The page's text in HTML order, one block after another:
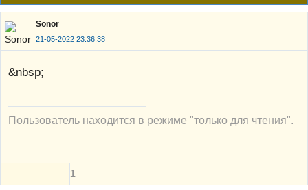
Sonor
21-05-2022 23:36:38
&nbsp;
Пользователь находится в режиме "только для чтения".
1